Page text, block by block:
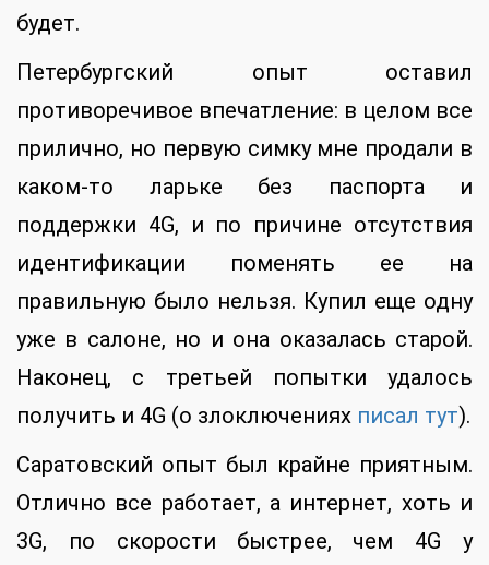
будет.
Петербургский опыт оставил
противоречивое впечатление: в целом все
прилично, но первую симку мне продали в
каком-то ларьке без паспорта и
поддержки 4G, и по причине отсутствия
идентификации поменять ее на
правильную было нельзя. Купил еще одну
уже в салоне, но и она оказалась старой.
Наконец, с третьей попытки удалось
получить и 4G (о злоключениях писал тут).
Саратовский опыт был крайне приятным.
Отлично все работает, а интернет, хоть и
3G, по скорости быстрее, чем 4G у